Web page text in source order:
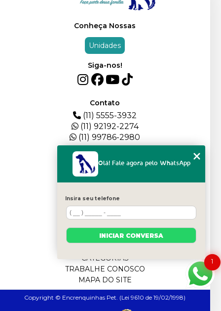
Conheça Nossas
Unidades
Siga-nos!
Contato
(11) 5555-3932
(11) 92192-2274
(11) 99786-2980
QUEM SOMOS
BLOG
FILHOTES
CATEGORIAS
TRABALHE CONOSCO
MAPA DO SITE
Copyright © Encrenquinhas Pet. (Lei 9610 de 19/02/1998)
1
Olá! Fale agora pelo WhatsApp
Insira seu telefone
INICIAR CONVERSA